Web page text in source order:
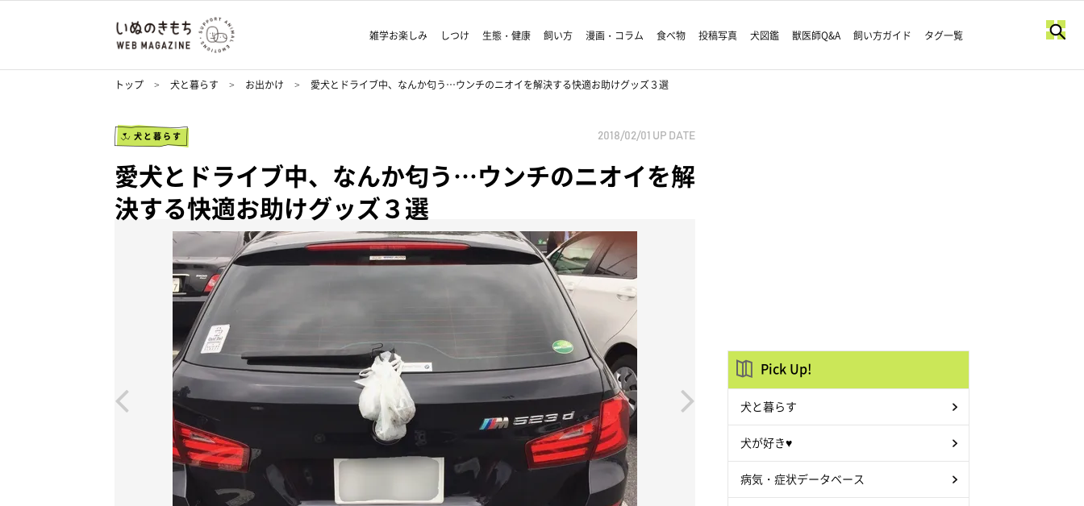
雑学お楽しみ しつけ 生態・健康 飼い方 漫画・コラム 食べ物 投稿写真 犬図鑑 獣医師Q&A 飼い方ガイド タグ一覧
トップ 犬と暮らす お出かけ 愛犬とドライブ中、なんか匂う…ウンチのニオイを解決する快適お助けグッズ３選
犬と暮らす 2018/02/01 UP DATE
愛犬とドライブ中、なんか匂う…ウンチのニオイを解
決する快適お助けグッズ３選
Pick Up!
犬と暮らす
犬が好き♥
病気・症状データベース